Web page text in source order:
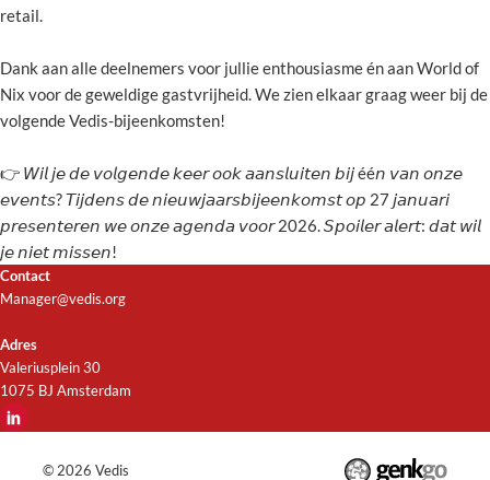
retail.
Dank aan alle deelnemers voor jullie enthousiasme én aan World of
Nix voor de geweldige gastvrijheid. We zien elkaar graag weer bij de
volgende Vedis-bijeenkomsten!
👉 𝘞𝘪𝘭 𝘫𝘦 𝘥𝘦 𝘷𝘰𝘭𝘨𝘦𝘯𝘥𝘦 𝘬𝘦𝘦𝘳 𝘰𝘰𝘬 𝘢𝘢𝘯𝘴𝘭𝘶𝘪𝘵𝘦𝘯 𝘣𝘪𝘫 éé𝘯 𝘷𝘢𝘯 𝘰𝘯𝘻𝘦
𝘦𝘷𝘦𝘯𝘵𝘴? 𝘛𝘪𝘫𝘥𝘦𝘯𝘴 𝘥𝘦 𝘯𝘪𝘦𝘶𝘸𝘫𝘢𝘢𝘳𝘴𝘣𝘪𝘫𝘦𝘦𝘯𝘬𝘰𝘮𝘴𝘵 𝘰𝘱 27 𝘫𝘢𝘯𝘶𝘢𝘳𝘪
𝘱𝘳𝘦𝘴𝘦𝘯𝘵𝘦𝘳𝘦𝘯 𝘸𝘦 𝘰𝘯𝘻𝘦 𝘢𝘨𝘦𝘯𝘥𝘢 𝘷𝘰𝘰𝘳 2026. 𝘚𝘱𝘰𝘪𝘭𝘦𝘳 𝘢𝘭𝘦𝘳𝘵: 𝘥𝘢𝘵 𝘸𝘪𝘭
𝘫𝘦 𝘯𝘪𝘦𝘵 𝘮𝘪𝘴𝘴𝘦𝘯!
Contact
Manager@vedis.org
Adres
Valeriusplein 30
1075 BJ Amsterdam
© 2026 Vedis